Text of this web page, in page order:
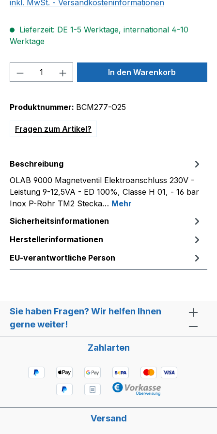
inkl. MwSt. - Versandkosteninformationen
Lieferzeit: DE 1-5 Werktage, international 4-10
Werktage
Produkt Anzahl: Gib denIn den Warenkorb
Produktnummer: BCM277-O25
Fragen zum Artikel?
Beschreibung
OLAB 9000 Magnetventil Elektroanschluss 230V -
Leistung 9-12,5VA - ED 100%, Classe H 01, - 16 bar
Inox P-Rohr TM2 Stecka… Mehr
Sicherheitsinformationen
Herstellerinformationen
EU-verantwortliche Person
Sie haben Fragen? Wir helfen Ihnen
gerne weiter!
Zahlarten
Versand